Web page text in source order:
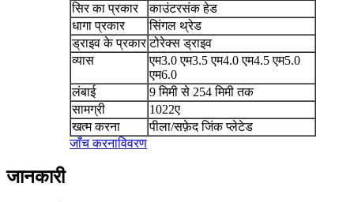
सिर का प्रकार
काउंटरसंक हेड
धागा प्रकार
सिंगल थ्रेड
ड्राइव के प्रकार टोरेक्स ड्राइव
व्यास
एम3.0 एम3.5 एम4.0 एम4.5 एम5.0
एम6.0
लंबाई
9 मिमी से 254 मिमी तक
सामग्री
1022ए
खत्म करना
पीला/सफ़ेद जिंक प्लेटेड
जाँच करनाविवरण
जानकारी